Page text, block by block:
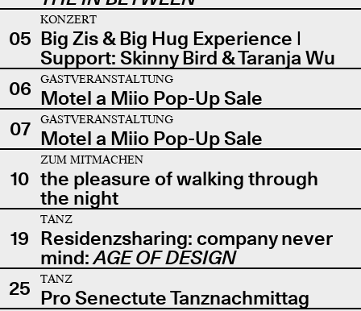
05
KONZERT
Big Zis & Big Hug Experience |
Support: Skinny Bird & Taranja Wu
06
GASTVERANSTALTUNG
Motel a Miio Pop-Up Sale
07
GASTVERANSTALTUNG
Motel a Miio Pop-Up Sale
10
ZUM MITMACHEN
the pleasure of walking through
the night
19
TANZ
Residenzsharing: company never
mind:AGE OF DESIGN
25
TANZ
Pro Senectute Tanznachmittag